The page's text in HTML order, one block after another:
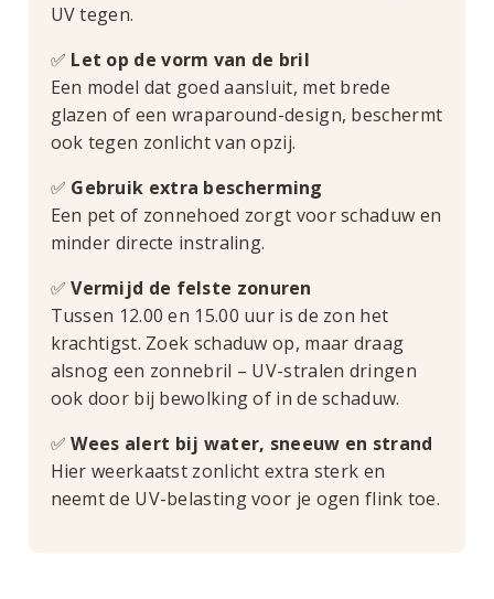
UV tegen.
✅ Let op de vorm van de bril
Een model dat goed aansluit, met brede
glazen of een wraparound-design, beschermt
ook tegen zonlicht van opzij.
✅ Gebruik extra bescherming
Een pet of zonnehoed zorgt voor schaduw en
minder directe instraling.
✅Vermijd de felste zonuren
Tussen 12.00 en 15.00 uur is de zon het
krachtigst. Zoek schaduw op, maar draag
alsnog een zonnebril – UV-stralen dringen
ook door bij bewolking of in de schaduw.
✅Wees alert bij water, sneeuw en strand
Hier weerkaatst zonlicht extra sterk en
neemt de UV-belasting voor je ogen flink toe.